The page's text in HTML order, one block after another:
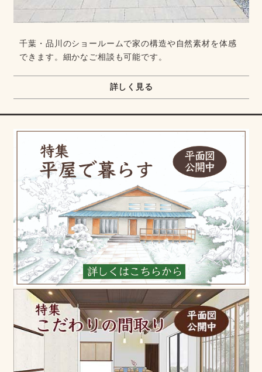
千葉・品川のショールームで家の構造や自然素材を体感
できます。細かなご相談も可能です。
詳しく見る